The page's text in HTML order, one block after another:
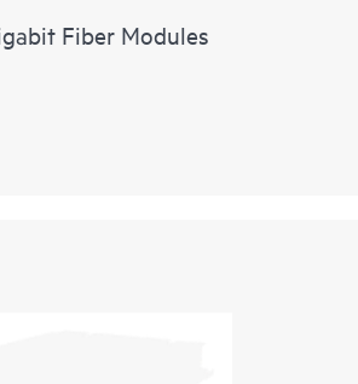
Fiber Modules